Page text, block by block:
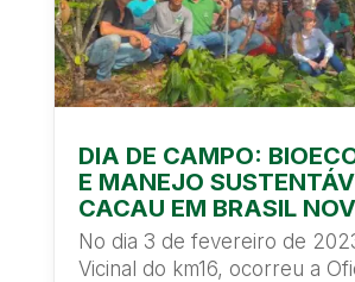
DIA DE CAMPO:
E MANEJO
CACAU EM BRASIL
No dia 3 de fevereiro de
Vicinal do km16, ocorreu a